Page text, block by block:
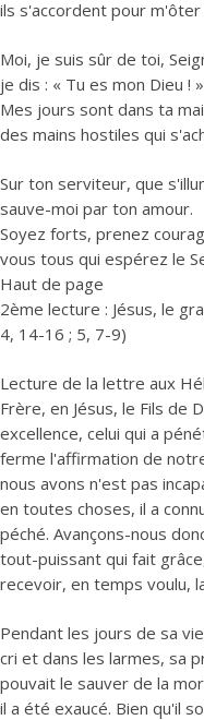
ils s'accordent pour m'ôter
Moi, je suis sûr de toi,
je dis : « Tu es mon Dieu ! »
Mes jours sont dans ta
des mains hostiles qui
Sur ton serviteur, que
sauve-moi par ton amour.
Soyez forts, prenez
vous tous qui espérez le
Haut de page
2ème lecture : Jésus, le
4, 14-16 ; 5, 7-9)
Lecture de la lettre aux
Frère, en Jésus, le Fils de
excellence, celui qui a
ferme l'affirmation de
nous avons n'est pas
en toutes choses, il a
péché. Avançons-nous
tout-puissant qui fait
recevoir, en temps voulu,
Pendant les jours de sa
cri et dans les larmes, sa
pouvait le sauver de la
il a été exaucé. Bien qu'il